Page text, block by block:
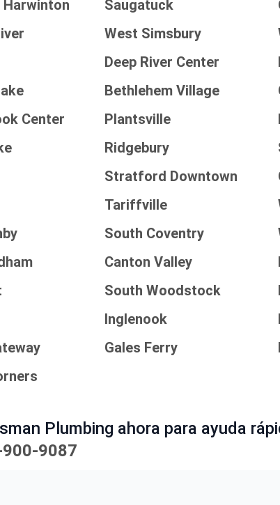
Saugatuck
West Simsbury
Deep River Center
Bethlehem Village
Center Plantsville
Ridgebury
Stratford Downtown
Tariffville
South Coventry
Canton Valley
South Woodstock
Inglenook
Gales Ferry
Plumbing ahora para ayuda
9087